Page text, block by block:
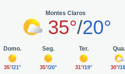
mil no digital